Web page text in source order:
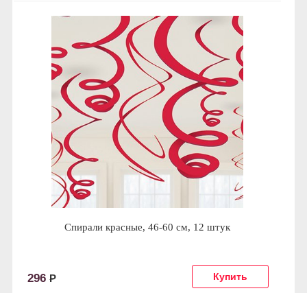
Спирали красные, 46-60 см, 12 штук
296 Р